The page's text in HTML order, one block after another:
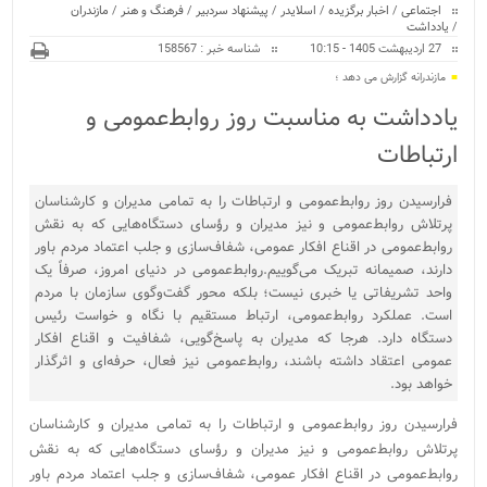
اجتماعی / اخبار برگزیده / اسلایدر / پیشنهاد سردبیر /فرهنگ و هنر / مازندران
/ یادداشت
27 اردیبهشت 1405 - 10:15
شناسه خبر : 158567
مازندرانه گزارش می دهد ؛
یادداشت به مناسبت روز روابط‌عمومی و
ارتباطات
فرارسیدن روز روابط‌عمومی و ارتباطات را به تمامی مدیران و کارشناسان
پرتلاش روابط‌عمومی و نیز مدیران و رؤسای دستگاه‌هایی که به نقش
روابط‌عمومی در اقناع افکار عمومی، شفاف‌سازی و جلب اعتماد مردم باور
دارند، صمیمانه تبریک می‌گوییم.روابط‌عمومی در دنیای امروز، صرفاً یک
واحد تشریفاتی یا خبری نیست؛ بلکه محور گفت‌وگوی سازمان با مردم
است. عملکرد روابط‌عمومی، ارتباط مستقیم با نگاه و خواست رئیس
دستگاه دارد. هرجا که مدیران به پاسخ‌گویی، شفافیت و اقناع افکار
عمومی اعتقاد داشته باشند، روابط‌عمومی نیز فعال، حرفه‌ای و اثرگذار
خواهد بود.
فرارسیدن روز روابط‌عمومی و ارتباطات را به تمامی مدیران و کارشناسان
پرتلاش روابط‌عمومی و نیز مدیران و رؤسای دستگاه‌هایی که به نقش
روابط‌عمومی در اقناع افکار عمومی، شفاف‌سازی و جلب اعتماد مردم باور